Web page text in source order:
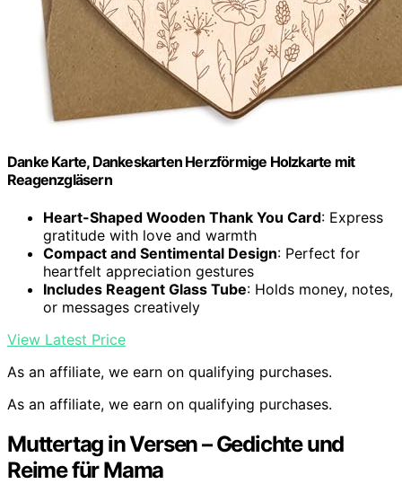
Danke Karte, Dankeskarten Herzförmige Holzkarte mit
Reagenzgläsern
Heart-Shaped Wooden Thank You Card: Express
gratitude with love and warmth
Compact and Sentimental Design: Perfect for
heartfelt appreciation gestures
Includes Reagent Glass Tube: Holds money, notes,
or messages creatively
View Latest Price
As an affiliate, we earn on qualifying purchases.
As an affiliate, we earn on qualifying purchases.
Muttertag in Versen – Gedichte und
Reime für Mama